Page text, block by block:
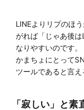
LINEよりリプのほ
がれば「じゃあ後
なりやすいのです。
かまちょにとって
ツールであると言え
「寂しい」と素